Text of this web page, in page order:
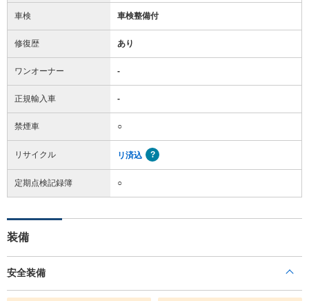
車検 車検整備付
修復歴 あり
ワンオーナー -
正規輸入車 -
禁煙車 ○
リサイクル リ済込
定期点検記録簿 ○
装備
安全装備